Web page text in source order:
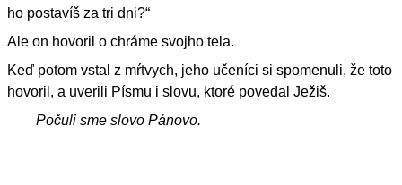
ho postavíš za tri dni?“
Ale on hovoril o chráme svojho tela.
Keď potom vstal z mŕtvych, jeho učeníci si spomenuli, že toto
hovoril, a uverili Písmu i slovu, ktoré povedal Ježiš.
Počuli sme slovo Pánovo.